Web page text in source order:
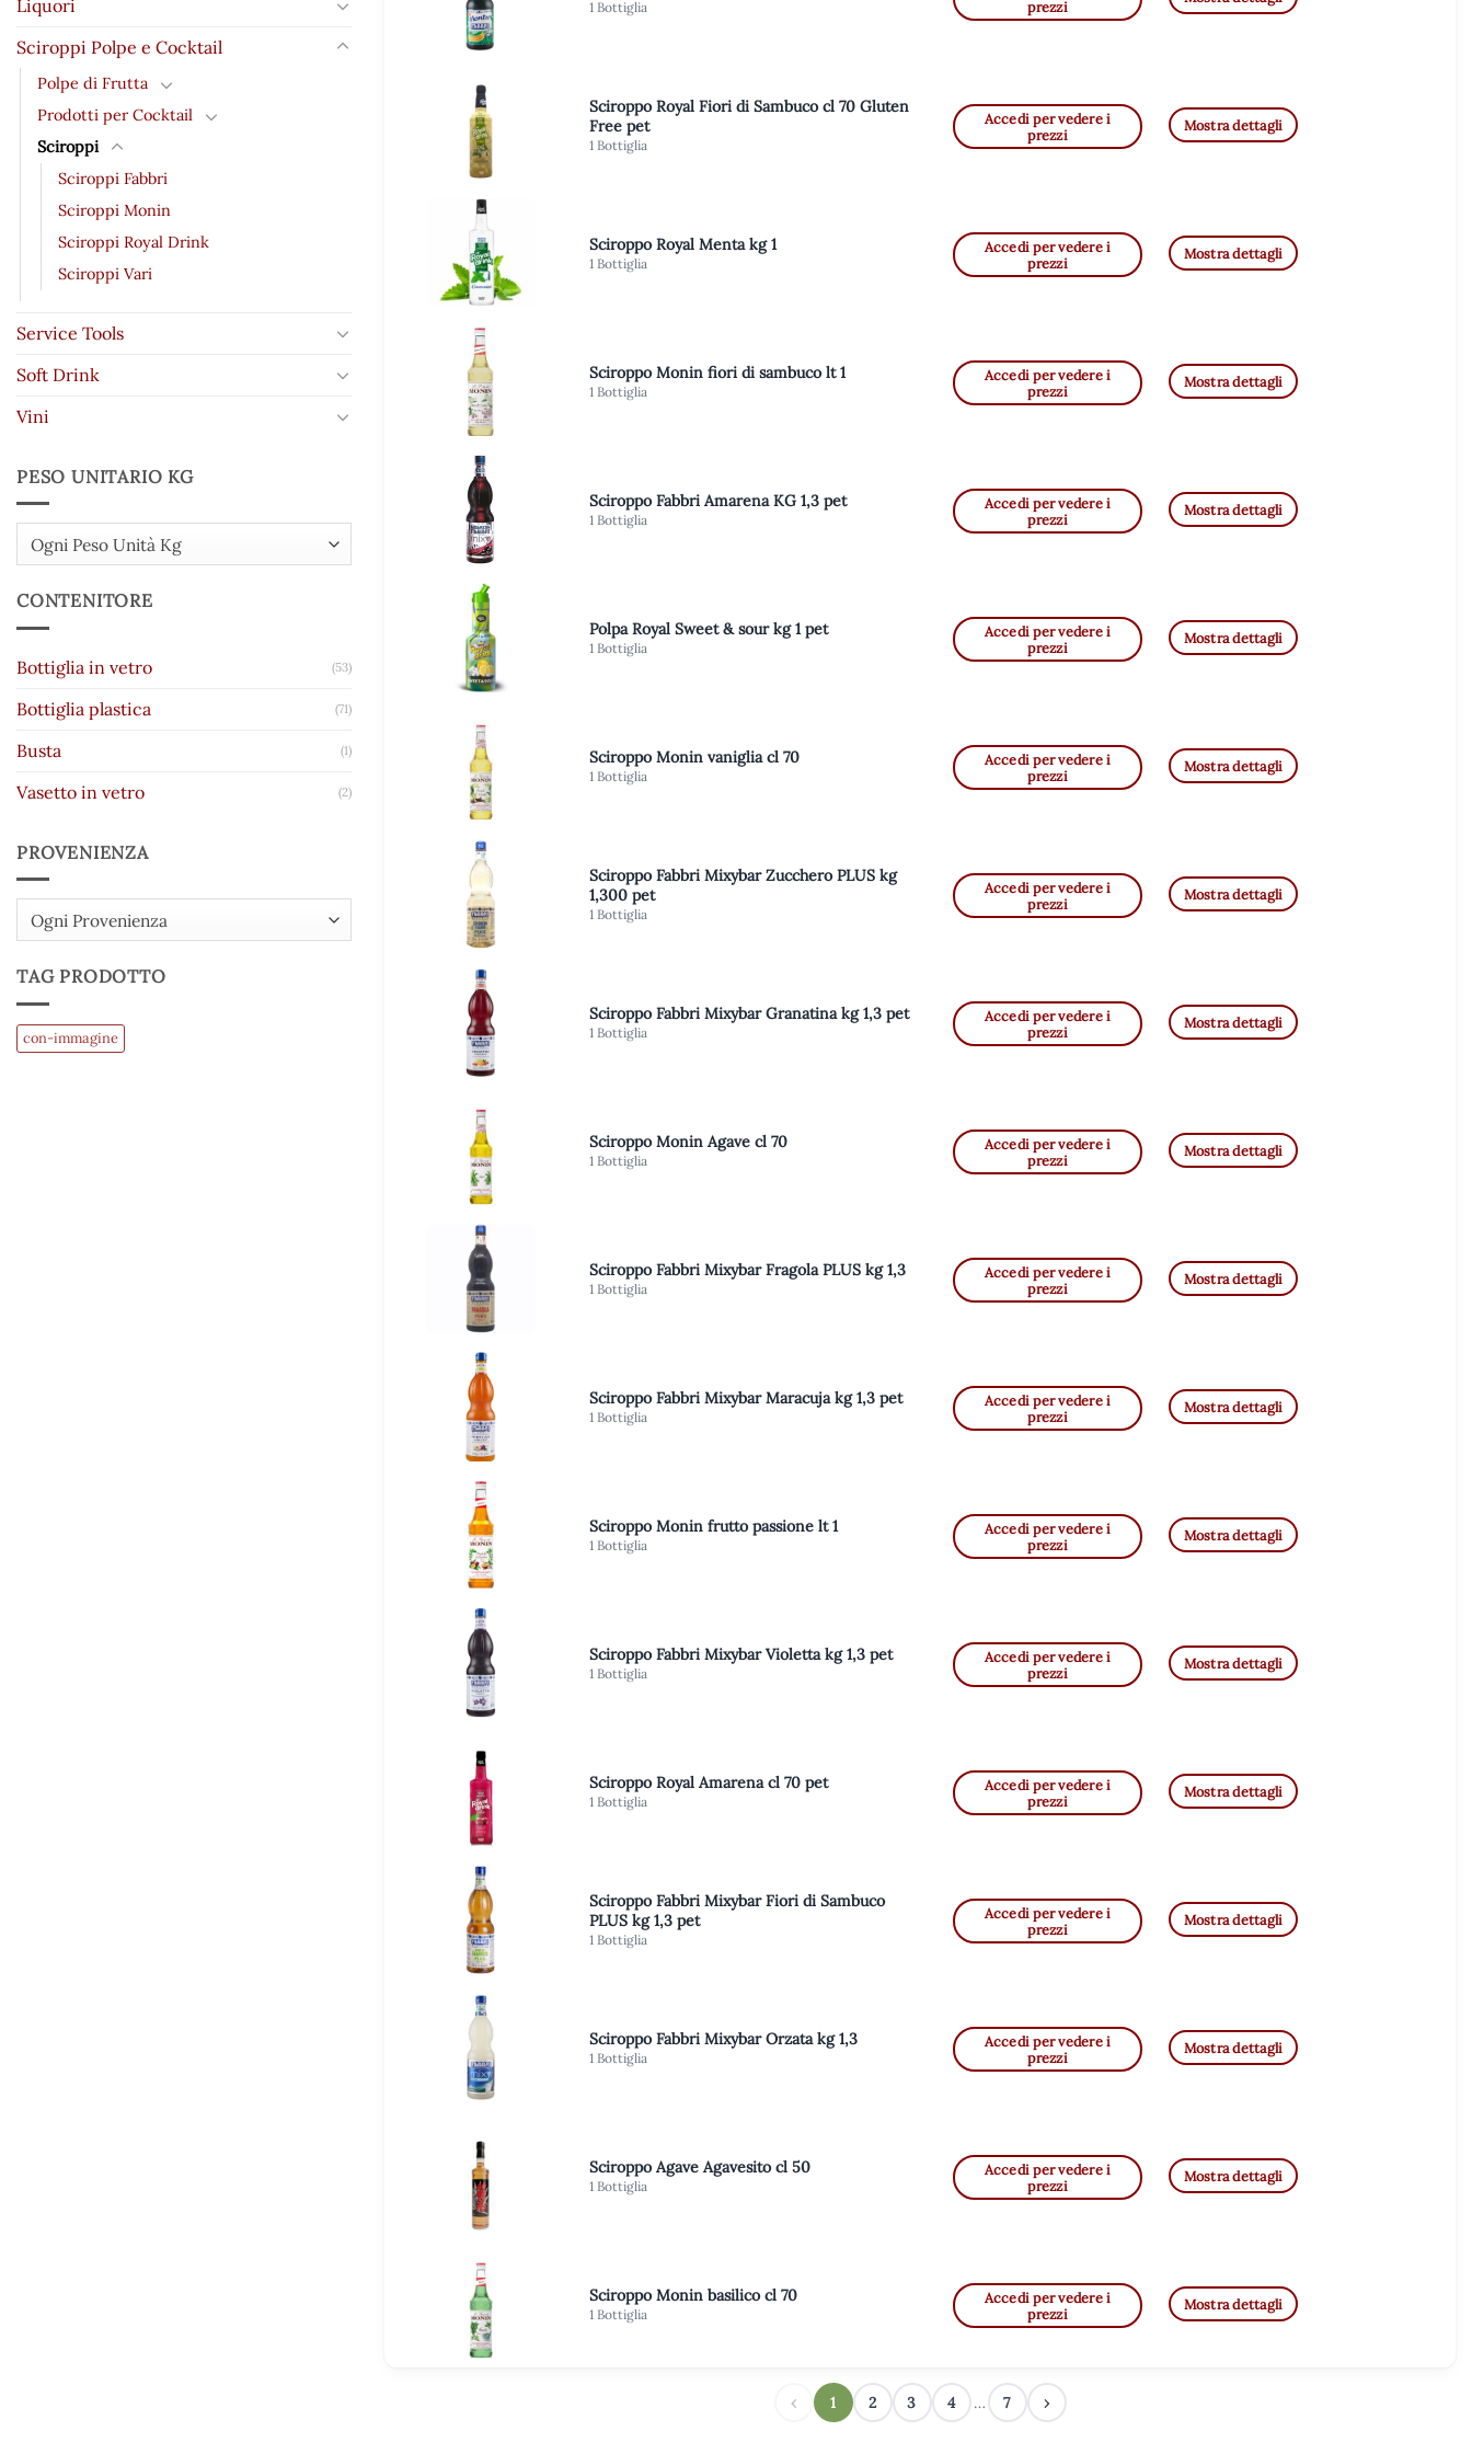
Liquori
Sciroppi Polpe e Cocktail
Polpe di Frutta
Prodotti per Cocktail
Sciroppi
Sciroppi Fabbri
Sciroppi Monin
Sciroppi Royal Drink
Sciroppi Vari
Service Tools
Soft Drink
Vini
PESO UNITARIO KG
Ogni Peso Unità Kg
CONTENITORE
Bottiglia in vetro (53)
Bottiglia plastica (71)
Busta (1)
Vasetto in vetro (2)
PROVENIENZA
Ogni Provenienza
TAG PRODOTTO
con-immagine
1 Bottiglia
prezzi
Sciroppo Royal Fiori di Sambuco cl 70 Gluten
Free pet
1 Bottiglia
Accedi per vedere i
prezzi
Mostra dettagli
Sciroppo Royal Menta kg 1
1 Bottiglia
Accedi per vedere i
prezzi
Mostra dettagli
Sciroppo Monin fiori di sambuco lt 1
1 Bottiglia
Accedi per vedere i
prezzi
Mostra dettagli
Sciroppo Fabbri Amarena KG 1,3 pet
1 Bottiglia
Accedi per vedere i
prezzi
Mostra dettagli
Polpa Royal Sweet & sour kg 1 pet
1 Bottiglia
Accedi per vedere i
prezzi
Mostra dettagli
Sciroppo Monin vaniglia cl 70
1 Bottiglia
Accedi per vedere i
prezzi
Mostra dettagli
Sciroppo Fabbri Mixybar Zucchero PLUS kg
1,300 pet
1 Bottiglia
Accedi per vedere i
prezzi
Mostra dettagli
Sciroppo Fabbri Mixybar Granatina kg 1,3 pet
1 Bottiglia
Accedi per vedere i
prezzi
Mostra dettagli
Sciroppo Monin Agave cl 70
1 Bottiglia
Accedi per vedere i
prezzi
Mostra dettagli
Sciroppo Fabbri Mixybar Fragola PLUS kg 1,3
1 Bottiglia
Accedi per vedere i
prezzi
Mostra dettagli
Sciroppo Fabbri Mixybar Maracuja kg 1,3 pet
1 Bottiglia
Accedi per vedere i
prezzi
Mostra dettagli
Sciroppo Monin frutto passione lt 1
1 Bottiglia
Accedi per vedere i
prezzi
Mostra dettagli
Sciroppo Fabbri Mixybar Violetta kg 1,3 pet
1 Bottiglia
Accedi per vedere i
prezzi
Mostra dettagli
Sciroppo Royal Amarena cl 70 pet
1 Bottiglia
Accedi per vedere i
prezzi
Mostra dettagli
Sciroppo Fabbri Mixybar Fiori di Sambuco
PLUS kg 1,3 pet
1 Bottiglia
Accedi per vedere i
prezzi
Mostra dettagli
Sciroppo Fabbri Mixybar Orzata kg 1,3
1 Bottiglia
Accedi per vedere i
prezzi
Mostra dettagli
Sciroppo Agave Agavesito cl 50
1 Bottiglia
Accedi per vedere i
prezzi
Mostra dettagli
Sciroppo Monin basilico cl 70
1 Bottiglia
Accedi per vedere i
prezzi
Mostra dettagli
‹ 1 2 3 4 … 7 ›